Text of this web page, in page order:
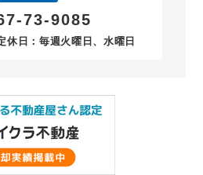
73-9085
日：毎週火曜日、水曜日